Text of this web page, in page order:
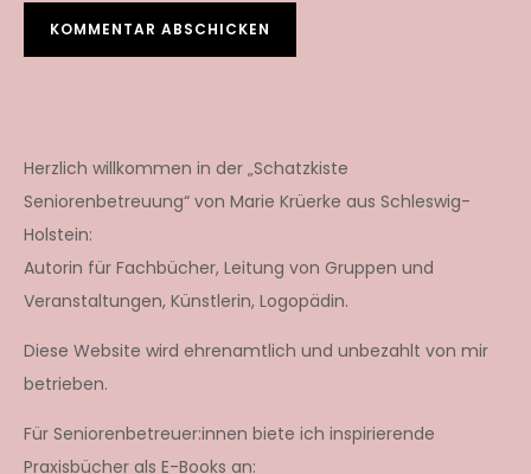
Herzlich willkommen in der „Schatzkiste
Seniorenbetreuung“ von Marie Krüerke aus Schleswig-
Holstein:
Autorin für Fachbücher, Leitung von Gruppen und
Veranstaltungen, Künstlerin, Logopädin.
Diese Website wird ehrenamtlich und unbezahlt von mir
betrieben.
Für Seniorenbetreuer:innen biete ich inspirierende
Praxisbücher als E-Books an: